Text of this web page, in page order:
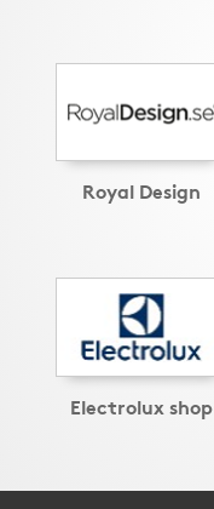
Royal Design
Electrolux shop